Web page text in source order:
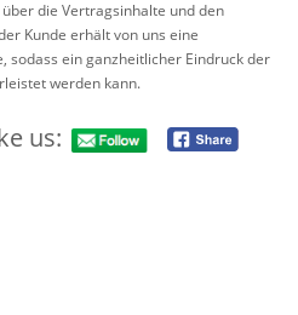
die Vertragsinhalte und den
Kunde erhält von uns eine
sodass ein ganzheitlicher Eindruck der
werden kann.
us: